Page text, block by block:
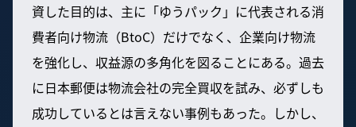
資した目的は、主に「ゆうパック」に代表される消
費者向け物流（BtoC）だけでなく、企業向け物流
を強化し、収益源の多角化を図ることにある。過去
に日本郵便は物流会社の完全買収を試み、必ずしも
成功しているとは言えない事例もあった。しかし、